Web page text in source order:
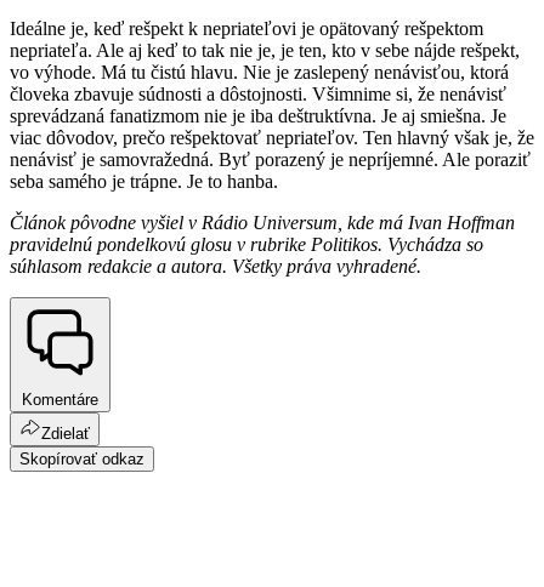
Ideálne je, keď rešpekt k nepriateľovi je opätovaný rešpektom
nepriateľa. Ale aj keď to tak nie je, je ten, kto v sebe nájde rešpekt,
vo výhode. Má tu čistú hlavu. Nie je zaslepený nenávisťou, ktorá
človeka zbavuje súdnosti a dôstojnosti. Všimnime si, že nenávisť
sprevádzaná fanatizmom nie je iba deštruktívna. Je aj smiešna. Je
viac dôvodov, prečo rešpektovať nepriateľov. Ten hlavný však je, že
nenávisť je samovražedná. Byť porazený je nepríjemné. Ale poraziť
seba samého je trápne. Je to hanba.
Článok pôvodne vyšiel v Rádio Universum, kde má Ivan Hoffman
pravidelnú pondelkovú glosu v rubrike Politikos. Vychádza so
súhlasom redakcie a autora. Všetky práva vyhradené.
Komentáre
Zdielať
Skopírovať odkaz